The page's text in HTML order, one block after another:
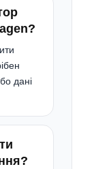
дані